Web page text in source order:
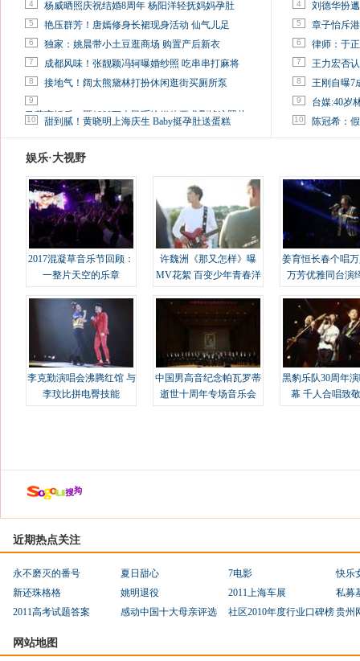
4 杨威晒照庆祝结婚8周年 杨阳洋轻抚妈妈孕肚
5 艳压群芳！唐嫣修身长裙现身活动 仙气儿足
6 独家：姚晨带小土豆逛商场 购置产后新衣
7 成都风味！张靓颖冯轲曝婚纱照 吃串串打麻将
8 接地气！阔太熊黛林打扮休闲逛街买厕所泵
9
马蓉离婚后，砸1000万人民币给媒体要求删掉这照片
10 甜到腻！黄晓明上海庆生 Baby挺孕肚送蛋糕
4 刘德华扮
5 章子怡斥
6 律师：于
7 王力宏否
8 王刚自曝7
9 台媒:40岁
10 陈冠希：
娱乐·大视野
2017混凝草音乐节回顾：
一整片天空的乐章
许魏洲《那又怎样》曝
MV花絮 百变少年青春洋
姜育恒长春个唱
万芳优雅同台演
李克勤演唱会沸腾红馆 与
李玟比拼电臀技能
中国男高音纪念帕瓦罗蒂
逝世十周年专场音乐会
黑豹乐队30周年
幕 千人合唱致
近期热点关注
永不磨灭的番号 夏日甜心 7电影
快乐
新还珠格格
姚明退役 2011上海车展
私募
2011高考试题答案
感动中国十大母亲评选 社区2010年度行业口碑榜贵州
网站地图